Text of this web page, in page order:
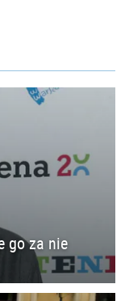
go za nie